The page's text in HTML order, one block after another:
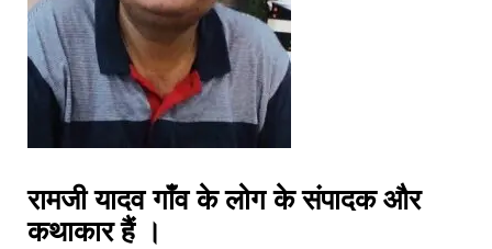
रामजी यादव गाँव के लोग के संपादक और
कथाकार हैं ।